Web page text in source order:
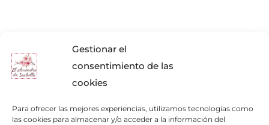
Gestionar el
consentimiento de las
cookies
Para ofrecer las mejores experiencias, utilizamos tecnologías como
las cookies para almacenar y/o acceder a la información del